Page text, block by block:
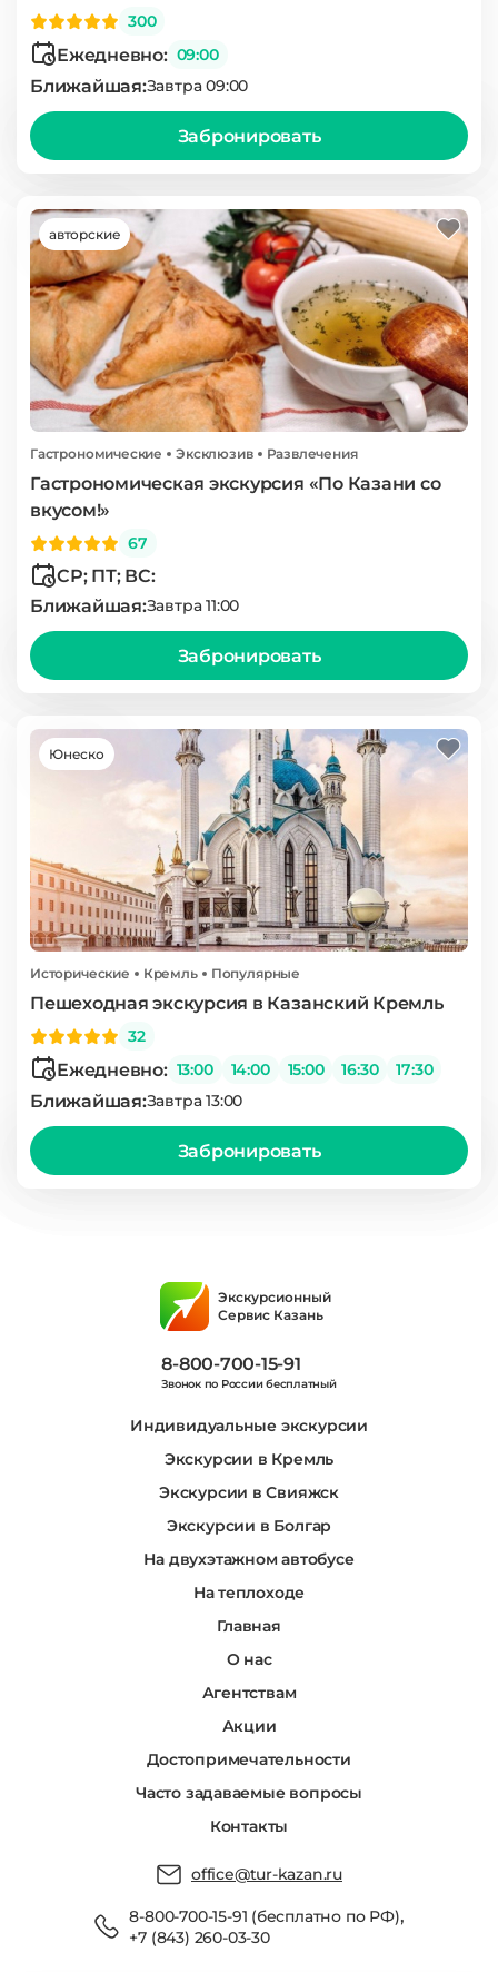
300
Ежедневно: 09:00
Ближайшая:Завтра 09:00
Забронировать
авторские
Гастрономические Эксклюзив Развлечения
Гастрономическая экскурсия «По Казани со
вкусом!»
67
СР; ПТ; ВС:
Ближайшая:Завтра 11:00
Забронировать
Юнеско
Исторические Кремль Популярные
Пешеходная экскурсия в Казанский Кремль
32
Ежедневно: 13:00 14:00 15:00 16:30 17:30
Ближайшая:Завтра 13:00
Забронировать
Экскурсионный
Сервис Казань
8-800-700-15-91
Звонок по России бесплатный
Индивидуальные экскурсии
Экскурсии в Кремль
Экскурсии в Свияжск
Экскурсии в Болгар
На двухэтажном автобусе
На теплоходе
Главная
О нас
Агентствам
Акции
Достопримечательности
Часто задаваемые вопросы
Контакты
office@tur-kazan.ru
8-800-700-15-91 (бесплатно по РФ),
+7 (843) 260-03-30